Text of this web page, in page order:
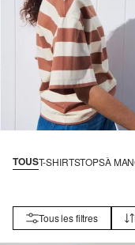
TOUST-SHIRTSTOPSÀ
Tous les filtres